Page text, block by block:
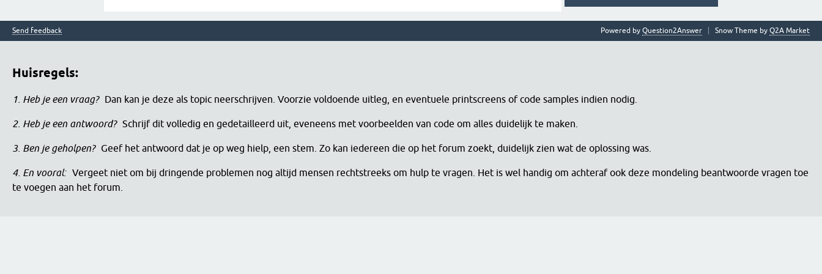
Send feedback Snow Theme by Q2A Market
Powered by Question2Answer
Huisregels:
1. Heb je een vraag? Dan kan je deze als topic neerschrijven. Voorzie voldoende uitleg, en eventuele printscreens of code samples indien nodig.
2. Heb je een antwoord? Schrijf dit volledig en gedetailleerd uit, eveneens met voorbeelden van code om alles duidelijk te maken.
3. Ben je geholpen? Geef het antwoord dat je op weg hielp, een stem. Zo kan iedereen die op het forum zoekt, duidelijk zien wat de oplossing was.
4. En vooral: Vergeet niet om bij dringende problemen nog altijd mensen rechtstreeks om hulp te vragen. Het is wel handig om achteraf ook deze mondeling beantwoorde vragen toe
te voegen aan het forum.